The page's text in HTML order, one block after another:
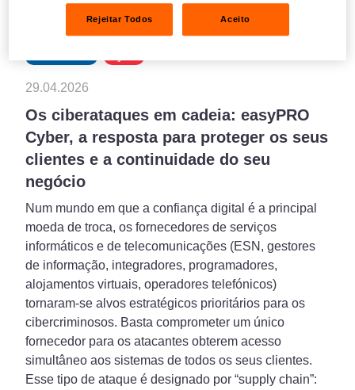
29.04.2026
Os ciberataques em cadeia: easyPRO
Cyber, a resposta para proteger os seus
clientes e a continuidade do seu
negócio
Num mundo em que a confiança digital é a principal
moeda de troca, os fornecedores de serviços
informáticos e de telecomunicações (ESN, gestores
de informação, integradores, programadores,
alojamentos virtuais, operadores telefónicos)
tornaram-se alvos estratégicos prioritários para os
cibercriminosos. Basta comprometer um único
fornecedor para os atacantes obterem acesso
simultâneo aos sistemas de todos os seus clientes.
Esse tipo de ataque é designado por “supply chain”:
Rejeitar Todos Aceito